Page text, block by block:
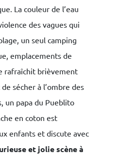
La couleur de l’eau
des vagues qui
un seul camping
emplacements de
rafraîchit brièvement
sécher à l’ombre des
un papa du Pueblito
en coton est
enfants et discute avec
et jolie scène à